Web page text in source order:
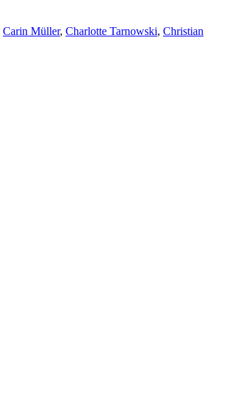
Carin Müller, Charlotte Tarnowski, Christian